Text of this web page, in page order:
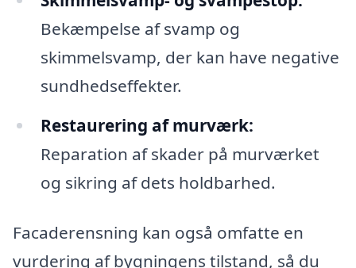
Bekæmpelse af svamp og
skimmelsvamp, der kan have negative
sundhedseffekter.
Restaurering af murværk:
Reparation af skader på murværket
og sikring af dets holdbarhed.
Facaderensning kan også omfatte en
vurdering af bygningens tilstand, så du